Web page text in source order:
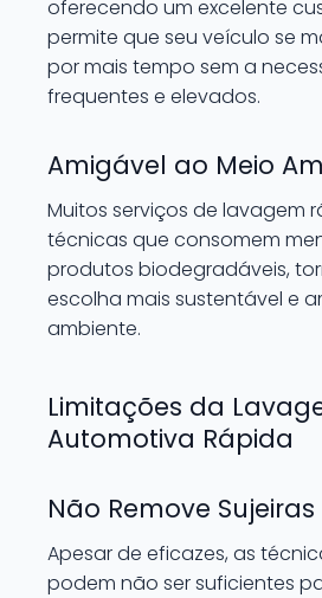
oferecendo um excelente
permite que seu veículo se
por mais tempo sem a
frequentes e elevados.
Amigável ao Meio
Muitos serviços de lavagem
técnicas que consomem
produtos biodegradáveis,
escolha mais sustentável e
ambiente.
Limitações da
Automotiva Rápida
Não Remove Sujeiras
Apesar de eficazes, as
podem não ser suficientes